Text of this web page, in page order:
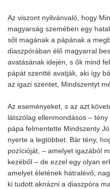
Az viszont nyilvánvaló, hogy
magyarság szemében egy
sőt magának a pápának a
diaszpórában élő magyarral
avatásának idején, s ők mind
pápát szentté avatják, aki így
az igazi szentet, Mindszentyt
Az eseményeket, s az azt
látszólag ellenmondásos –
pápa felmentette Mindszenty
nyerte a legtöbbet. Bár tény,
pozícióját, – amelyet igazából
kezéből – de ezzel egy olyan
amelyet életének hátralévő,
ki tudott aknázni a diaszpóra